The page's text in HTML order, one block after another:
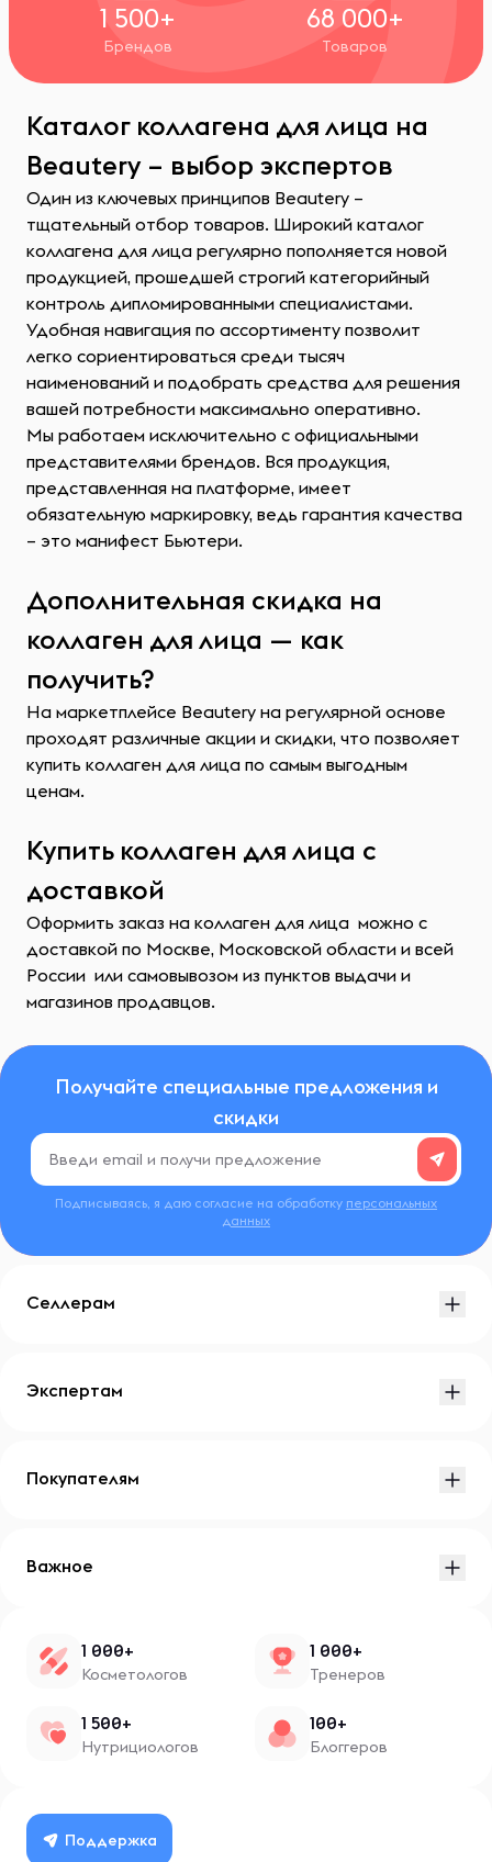
1 500+
Брендов
68 000+
Товаров
Каталог коллагена для лица на
Beautery – выбор экспертов
Один из ключевых принципов Beautery –
тщательный отбор товаров. Широкий каталог
коллагена для лица регулярно пополняется новой
продукцией, прошедшей строгий категорийный
контроль дипломированными специалистами.
Удобная навигация по ассортименту позволит
легко сориентироваться среди тысяч
наименований и подобрать средства для решения
вашей потребности максимально оперативно.
Мы работаем исключительно с официальными
представителями брендов. Вся продукция,
представленная на платформе, имеет
обязательную маркировку, ведь гарантия качества
– это манифест Бьютери.
Дополнительная скидка на
коллаген для лица — как
получить?
На маркетплейсе Beautery на регулярной основе
проходят различные акции и скидки, что позволяет
купить коллаген для лица по самым выгодным
ценам.
Купить коллаген для лица с
доставкой
Оформить заказ на коллаген для лица можно с
доставкой по Москве, Московской области и всей
России или самовывозом из пунктов выдачи и
магазинов продавцов.
Получайте специальные предложения и
скидки
Подписываясь, я даю согласие на обработку персональных
данных
Селлерам
Экспертам
Покупателям
Важное
1 000+
Косметологов
1 000+
Тренеров
1 500+
Нутрициологов
100+
Блоггеров
Поддержка